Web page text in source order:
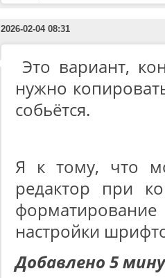
2026-02-04 08:31
Это вариант,
нужно
собьётся.
Я к тому, что
редактор при
настройки
Добавлено 5